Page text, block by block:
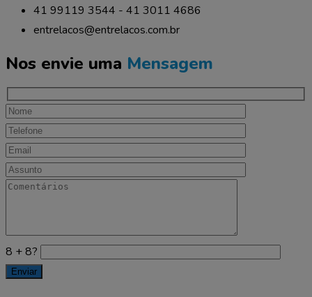
41 99119 3544 - 41 3011 4686
entrelacos@entrelacos.com.br
Nos envie uma Mensagem
8 + 8?